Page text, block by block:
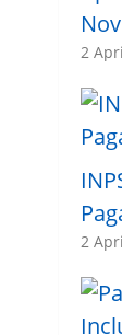
2
2